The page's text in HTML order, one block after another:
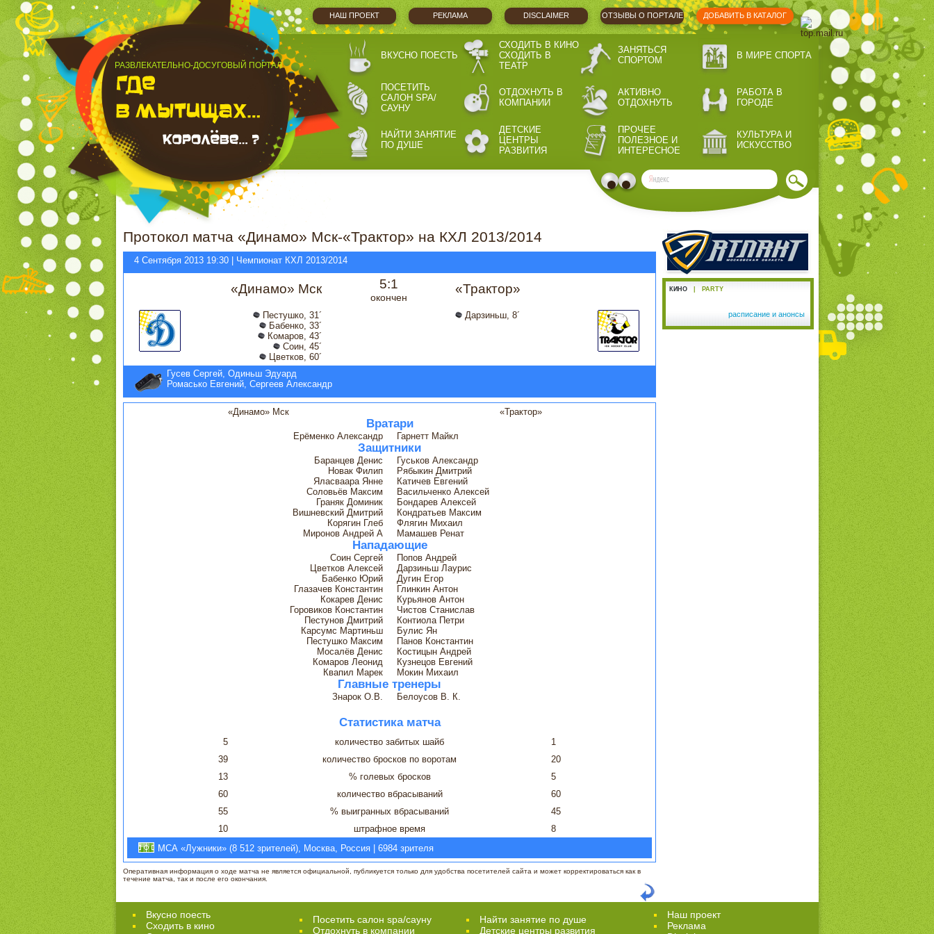
НАШ ПРОЕКТ РЕКЛАМА DISCLAIMER ОТЗЫВЫ О ПОРТАЛЕ ДОБАВИТЬ В КАТАЛОГ
РАЗВЛЕКАТЕЛЬНО-ДОСУГОВЫЙ ПОРТАЛ
ВКУСНО ПОЕСТЬ
СХОДИТЬ В КИНО
СХОДИТЬ В
ТЕАТР
ЗАНЯТЬСЯ
СПОРТОМ
В МИРЕ СПОРТА
ПОСЕТИТЬ
САЛОН SPA/
САУНУ
ОТДОХНУТЬ В
КОМПАНИИ
АКТИВНО
ОТДОХНУТЬ
РАБОТА В
ГОРОДЕ
НАЙТИ ЗАНЯТИЕ
ПО ДУШЕ
ДЕТСКИЕ
ЦЕНТРЫ
РАЗВИТИЯ
ПРОЧЕЕ
ПОЛЕЗНОЕ И
ИНТЕРЕСНОЕ
КУЛЬТУРА И
ИСКУССТВО
Протокол матча «Динамо» Мск-«Трактор» на КХЛ 2013/2014
4 Сентября 2013 19:30 | Чемпионат КХЛ 2013/2014
«Динамо» Мск 5:1
окончен
«Трактор»
Пестушко, 31´
Бабенко, 33´
Комаров, 43´
Соин, 45´
Цветков, 60´
Дарзиньш, 8´
Гусев Сергей, Одиньш Эдуард
Ромасько Евгений, Сергеев Александр
«Динамо» Мск «Трактор»
Вратари
Ерёменко Александр Гарнетт Майкл
Защитники
Баранцев Денис
Гуськов Александр
Новак Филип
Рябыкин Дмитрий
Яласваара Янне
Катичев Евгений
Соловьёв Максим
Васильченко Алексей
Граняк Доминик
Бондарев Алексей
Вишневский Дмитрий
Кондратьев Максим
Корягин Глеб
Флягин Михаил
Миронов Андрей А
Мамашев Ренат
Нападающие
Соин Сергей
Попов Андрей
Цветков Алексей
Дарзиньш Лаурис
Бабенко Юрий
Дугин Егор
Глазачев Константин
Глинкин Антон
Кокарев Денис
Курьянов Антон
Горовиков Константин
Чистов Станислав
Пестунов Дмитрий
Контиола Петри
Карсумс Мартиньш
Булис Ян
Пестушко Максим
Панов Константин
Мосалёв Денис
Костицын Андрей
Комаров Леонид
Кузнецов Евгений
Квапил Марек
Мокин Михаил
Главные тренеры
Знарок О.В. Белоусов В. К.
Статистика матча
5 количество забитых шайб
1
39
количество бросков по воротам
20
13
% голевых бросков
5
60
количество вбрасываний
60
55
% выигранных вбрасываний
45
10
штрафное время
8
МСА «Лужники» (8 512 зрителей), Москва, Россия | 6984 зрителя
Оперативная информация о ходе матча не является официальной, публикуется только для удобства посетителей сайта и может корректироваться как в
течение матча, так и после его окончания.
КИНО PARTY
расписание и анонсы
Вкусно поесть
Сходить в кино
Посетить салон spa/сауну
Отдохнуть в компании
Найти занятие по душе
Детские центры развития
Наш проект
Реклама